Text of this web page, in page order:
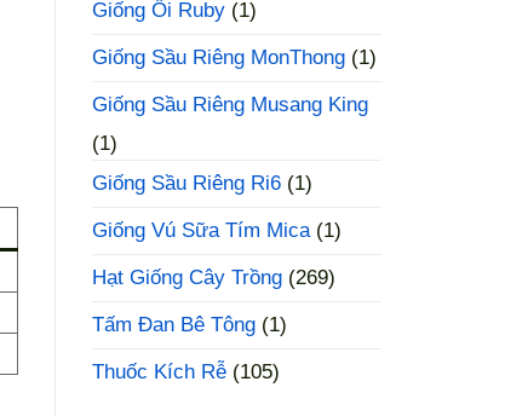
Giống Ổi Ruby (1)
Giống Sầu Riêng MonThong (1)
Giống Sầu Riêng Musang King
(1)
Giống Sầu Riêng Ri6 (1)
Giống Vú Sữa Tím Mica (1)
Hạt Giống Cây Trồng (269)
Tấm Đan Bê Tông (1)
Thuốc Kích Rễ (105)